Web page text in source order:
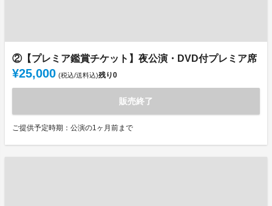
②【プレミア鑑賞チケット】夜公演・DVD付プレミア席
¥25,000 (税込/送料込)残り0
販売終了
ご提供予定時期：公演の1ヶ月前まで